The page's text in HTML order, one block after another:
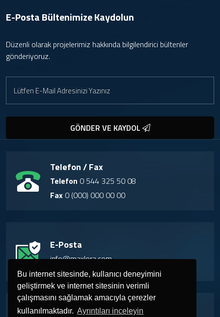
Bu internet sitesinde, kullanıcı deneyimini
geliştirmek ve internet sitesinin verimli
çalışmasını sağlamak amacıyla çerezler
kullanılmaktadır. Ayrıntıları inceleyin
E-Posta BültenimizeKaydolun
Düzenli olarak projelerimiz hakkında bilgilendirici bültenler
gönderiyoruz.
GÖNDER VE KAYDOL
Telefon / Fax
Telefon 0 544 325 50 08
Fax 0 (000) 000 00 00
E-Posta
info@maxlora.com
Adres